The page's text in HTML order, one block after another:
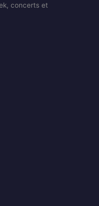
concerts et